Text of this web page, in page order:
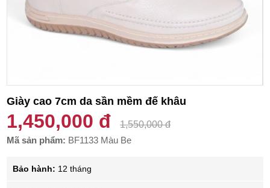
Giày cao 7cm da sần mềm đế khâu
1,450,000 đ
1,550,000 đ
Mã sản phẩm: BF1133 Màu Be
Bảo hành: 12 tháng